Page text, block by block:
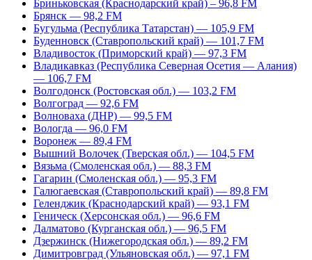
Бриньковская (Краснодарский край) – 96,8 FM
Брянск — 98,2 FM
Бугульма (Республика Татарстан) — 105,9 FM
Буденновск (Ставропольский край) — 101,7 FM
Владивосток (Приморский край) — 97,3 FM
Владикавказ (Республика Северная Осетия — Алания)
— 106,7 FM
Волгодонск (Ростовская обл.) — 103,2 FM
Волгоград — 92,6 FM
Волноваха (ДНР) — 99,5 FM
Вологда — 96,0 FM
Воронеж — 89,4 FM
Вышний Волочек (Тверская обл.) — 104,5 FM
Вязьма (Смоленская обл.) — 88,3 FM
Гагарин (Смоленская обл.) — 95,3 FM
Галюгаевская (Ставропольский край) — 89,8 FM
Геленджик (Краснодарский край) — 93,1 FM
Геническ (Херсонская обл.) — 96,6 FM
Далматово (Курганская обл.) — 96,5 FM
Дзержинск (Нижегородская обл.) — 89,2 FM
Димитровград (Ульяновская обл.) — 97,1 FM